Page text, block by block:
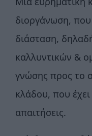
διοργάνωση,
διάσταση,
καλλυντικών &
γνώσης προς το
κλάδου, που
απαιτήσεις.